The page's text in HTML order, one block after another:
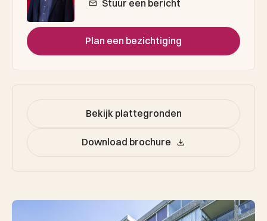
Stuur een bericht
Plan een bezichtiging
Bekijk plattegronden
Download brochure